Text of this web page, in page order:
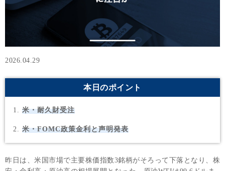
2026.04.29
本日のポイント
米・耐久財受注
米・FOMC政策金利と声明発表
昨日は、米国市場で主要株価指数3銘柄がそろって下落となり、株